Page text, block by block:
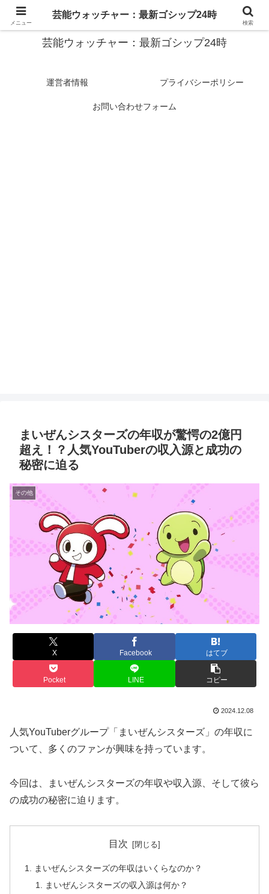
スターたちの裏側を徹底追跡！話題のゴシップがここに集結
芸能ウォッチャー：最新ゴシップ24時
運営者情報 プライバシーポリシー
お問い合わせフォーム
まいぜんシスターズの年収が驚愕の2億円
超え！？人気YouTuberの収入源と成功の
秘密に迫る
その他
X Facebook はてブ
Pocket LINE コピー
2024.12.08
人気YouTuberグループ「まいぜんシスターズ」の年収に
ついて、多くのファンが興味を持っています。
今回は、まいぜんシスターズの年収や収入源、そして彼ら
の成功の秘密に迫ります。
目次
まいぜんシスターズの年収はいくらなのか？
まいぜんシスターズの収入源は何か？
メニュー
芸能ウォッチャー：最新ゴシップ24時
検索